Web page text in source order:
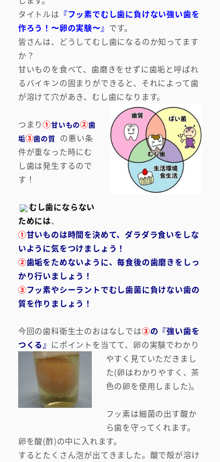
タイトルは 『フッ素でむし歯に負けない強い歯を
作ろう！〜卵の実験〜』 です。
皆さんは、どうしてむし歯になるのか知ってます
か？
甘いものを食べて、歯磨きをせずに歯垢と呼ばれ
るバイキンの固まりができると、それによって歯
が溶けて穴があき、むし歯になります。
つまり①甘いもの②歯
垢③歯の質 の悪い条
件が重なった時にむ
し歯は発生するので
す！
むし歯にならない
ためには、
①甘いものは時間を決めて、ダラダラ食いをしな
いように気をつけましょう！
②歯垢をためないように、毎食後の歯磨きをしっ
かり行いましょう！
③フッ素やシーラントでむし歯菌に負けない歯の
質を作りましょう！
今回の歯科衛生士のおはなしでは③の『強い歯を
つくる』 にポイントを当てて、 卵の実験でわかり
やすく見ていただきまし
た(卵はわかりやすく、茶
色の卵を使用しました)。
フッ素は細菌の出す酸か
ら歯を守ってくれます。
卵を酸(酢)の中に入れます。
するとたくさん泡が出てきました。酸で殻が溶け